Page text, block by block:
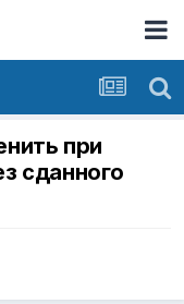
при
сданного